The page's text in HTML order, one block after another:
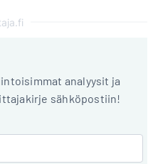
analyysit ja
sähköpostiin!